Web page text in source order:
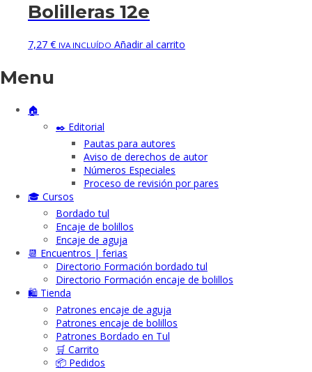
Bolilleras 12e
7,27 € IVA INCLUÍDO Añadir al carrito
Menu
🏠
✒️ Editorial
Pautas para autores
Aviso de derechos de autor
Números Especiales
Proceso de revisión por pares
🎓 Cursos
Bordado tul
Encaje de bolillos
Encaje de aguja
📆 Encuentros | ferias
Directorio Formación bordado tul
Directorio Formación encaje de bolillos
🛍️ Tienda
Patrones encaje de aguja
Patrones encaje de bolillos
Patrones Bordado en Tul
🛒 Carrito
📦 Pedidos